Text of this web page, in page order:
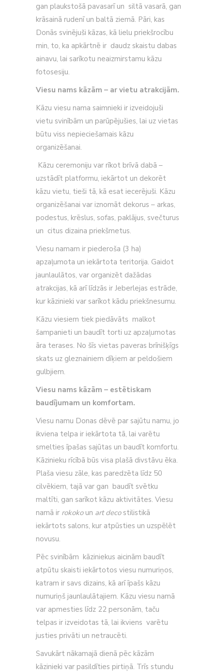
gan plaukstošā pavasarī un siltā vasarā, gan
krāsainā rudenī un baltā ziemā. Pāri, kas
Donās svinējuši kāzas, kā lielu priekšrocību
min, to, ka apkārtnē ir daudz skaistu dabas
ainavu, lai sarīkotu neaizmirstamu kāzu
fotosesiju.
Viesu nams kāzām – ar vietu atrakcijām.
Kāzu viesu nama saimnieki ir izveidojuši
vietu svinībām un parūpējušies, lai uz vietas
būtu viss nepieciešamais kāzu
organizēšanai.
Kāzu ceremoniju var rīkot brīvā dabā –
uzstādīt platformu, iekārtot un dekorēt
kāzu vietu, tieši tā, kā esat iecerējuši. Kāzu
organizēšanai var iznomāt dekorus – arkas,
podestus, krēslus, sofas, paklājus, svečturus
un citus dizaina priekšmetus.
Viesu namam ir piederoša (3 ha)
apzaļumota un iekārtota teritorija. Gaidot
jaunlaulātos, var organizēt dažādas
atrakcijas, kā arī līdzās ir Jeberlejas estrāde,
kur kāzinieki var sarīkot kādu priekšnesumu.
Kāzu viesiem tiek piedāvāts malkot
šampanieti un baudīt torti uz apzaļumotas
āra terases. No šīs vietas paveras brīnišķīgs
skats uz gleznainiem dīķiem ar peldošiem
gulbjiem.
Viesu nams kāzām – estētiskam
baudījumam un komfortam.
Viesu namu Donas dēvē par sajūtu namu, jo
ikviena telpa ir iekārtota tā, lai varētu
smelties īpašas sajūtas un baudīt komfortu.
Kāzinieku rīcībā būs visa plašā divstāvu ēka.
Plaša viesu zāle, kas paredzēta līdz 50
cilvēkiem, tajā var gan baudīt svētku
maltīti, gan sarīkot kāzu aktivitātes. Viesu
namā ir rokoko un art decostilistikā
iekārtots salons, kur atpūsties un uzspēlēt
novusu.
Pēc svinībām kāziniekus aicinām baudīt
atpūtu skaisti iekārtotos viesu numuriņos,
katram ir savs dizains, kā arī īpašs kāzu
numuriņš jaunlaulātajiem. Kāzu viesu namā
var apmesties līdz 22 personām, taču
telpas ir izveidotas tā, lai ikviens varētu
justies privāti un netraucēti.
Savukārt nākamajā dienā pēc kāzām
kāzinieki var pasildīties pirtiņā. Trīs stundu